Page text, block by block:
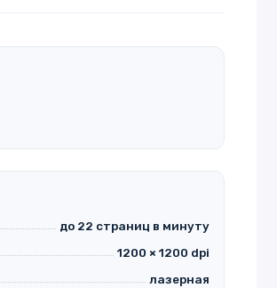
до 22 страниц в минуту
1200 × 1200 dpi
лазерная